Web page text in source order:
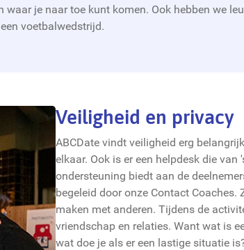
waar je naar toe kunt komen. Ook hebben we
voetbalwedstrijd.
Veiligheid en privacy
ABCDate vindt veiligheid erg
elkaar. Ook is er een helpdesk die
ondersteuning biedt aan de
begeleid door onze Contact
maken met anderen. Tijdens de
vriendschap en relaties. Want wat is
wat doe je als er een lastige situatie